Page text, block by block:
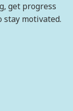
get progress
motivated.